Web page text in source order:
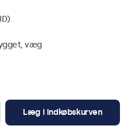
væg
Læg i indkøbskurven